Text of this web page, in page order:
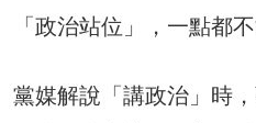
「政治站位」，一點都不
黨媒解說「講政治」時